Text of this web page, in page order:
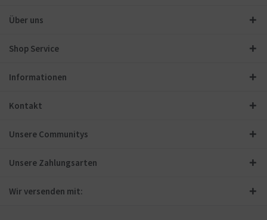
Über uns
Shop Service
Informationen
Kontakt
Unsere Communitys
Unsere Zahlungsarten
Wir versenden mit: